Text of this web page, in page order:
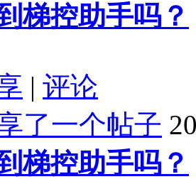
梯控助手吗？
| 评论
了一个帖子
梯控助手吗？